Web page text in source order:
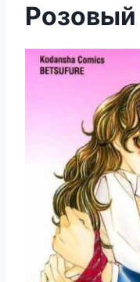
Розовый